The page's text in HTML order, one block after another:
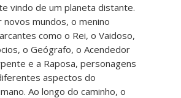
vindo de um planeta distante.
novos mundos, o menino
como o Rei, o Vaidoso,
o Geógrafo, o Acendedor
e a Raposa, personagens
aspectos do
Ao longo do caminho, o